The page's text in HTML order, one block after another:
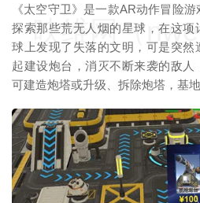
《太空守卫》是一款AR动作冒险
探索那些荒无人烟的星球，在这项
球上发现了失落的文明，可是突然
起建设炮台，消灭不断来袭的敌
可建造炮塔或升级、拆除炮塔，基
映维网（